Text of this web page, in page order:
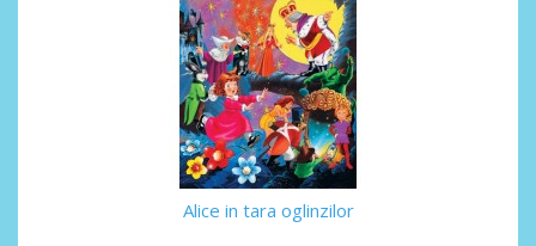
Alice in tara oglinzilor